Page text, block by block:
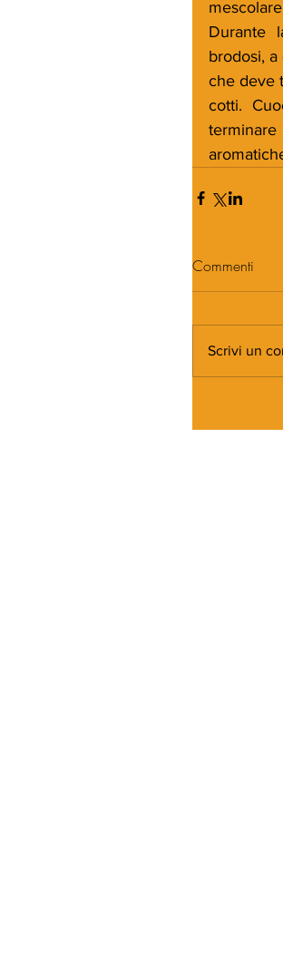
Durante
brodosi,
che deve
cotti.
Commenti
Scrivi un